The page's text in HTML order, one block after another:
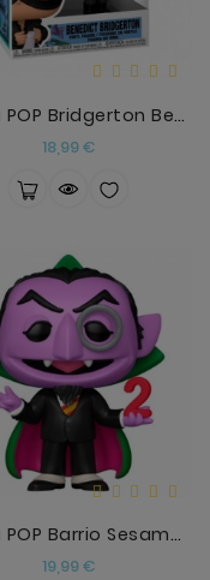
Figura POP Bridgerton Benedict Bridgerton
18,99 €Precio
Figura POP Barrio Sesamo The Count
19,99 €Precio